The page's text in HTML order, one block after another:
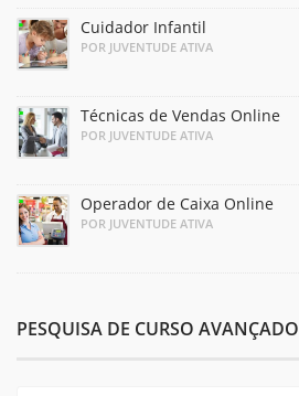
Cuidador Infantil
POR JUVENTUDE ATIVA
Técnicas de Vendas Online
POR JUVENTUDE ATIVA
Operador de Caixa Online
POR JUVENTUDE ATIVA
PESQUISA DE CURSO AVANÇADO